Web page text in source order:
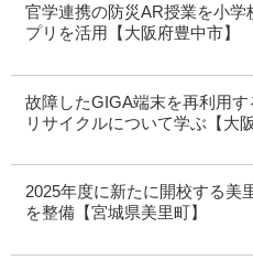
官学連携の防災AR授業を小
プリを活用【大阪府豊中市】
故障したGIGA端末を再利用
リサイクルについて学ぶ【大阪
2025年度に新たに開校する美
を整備【宮城県美里町】